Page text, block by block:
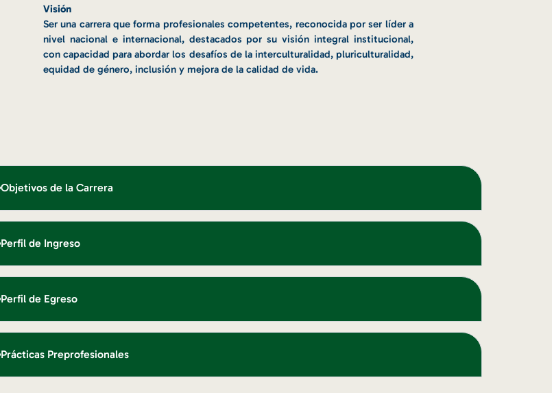
Visión
Ser una carrera que forma profesionales competentes, reconocida por ser líder a
nivel nacional e internacional, destacados por su visión integral institucional,
con capacidad para abordar los desafíos de la interculturalidad, pluriculturalidad,
equidad de género, inclusión y mejora de la calidad de vida.
Objetivos de la Carrera
Perfil de Ingreso
Perfil de Egreso
Prácticas Preprofesionales